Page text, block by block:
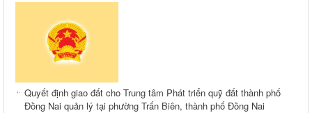
Quyết định giao đất cho Trung tâm Phát triển quỹ đất thành phố
Đồng Nai quản lý tại phường Trấn Biên, thành phố Đồng Nai